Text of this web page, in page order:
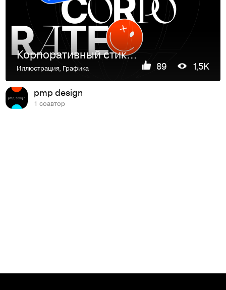
Корпоративный стикерпак
Иллюстрация, Графика 89 1,5K
pmp design
1 соавтор